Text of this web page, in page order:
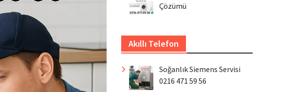
Çözümü
Akıllı Telefon
Soğanlık Siemens Servisi
0216 471 59 56